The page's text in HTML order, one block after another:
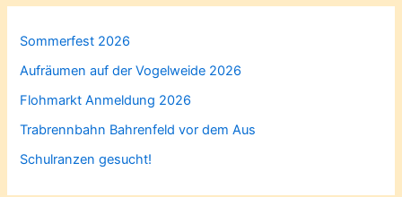
Sommerfest 2026
Aufräumen auf der Vogelweide 2026
Flohmarkt Anmeldung 2026
Trabrennbahn Bahrenfeld vor dem Aus
Schulranzen gesucht!